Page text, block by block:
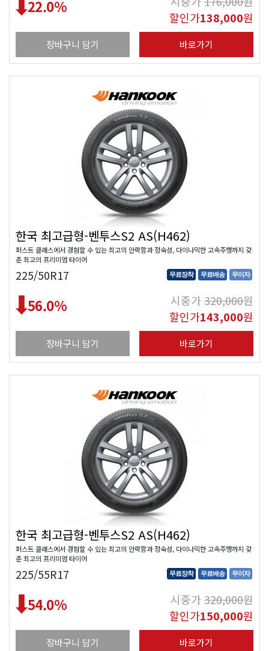
22.0%
할인가138,000원
장바구니 담기 바로가기
한국 최고급형-벤투스S2 AS(H462)
퍼스트 클래스에서 경험할 수 있는 최고의 안락함과 정숙성, 다이나믹한 고속주행까지 갖
춘 최고의 프리미엄 타이어
225/50R17 무료장착 무료배송 무이자
56.0% 시중가320,000원
할인가143,000원
장바구니 담기 바로가기
한국 최고급형-벤투스S2 AS(H462)
퍼스트 클래스에서 경험할 수 있는 최고의 안락함과 정숙성, 다이나믹한 고속주행까지 갖
춘 최고의 프리미엄 타이어
225/55R17 무료장착 무료배송 무이자
54.0% 시중가320,000원
할인가150,000원
장바구니 담기 바로가기